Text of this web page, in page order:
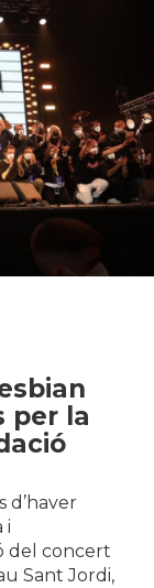
per la
d’haver
i
del concert
Sant Jordi,